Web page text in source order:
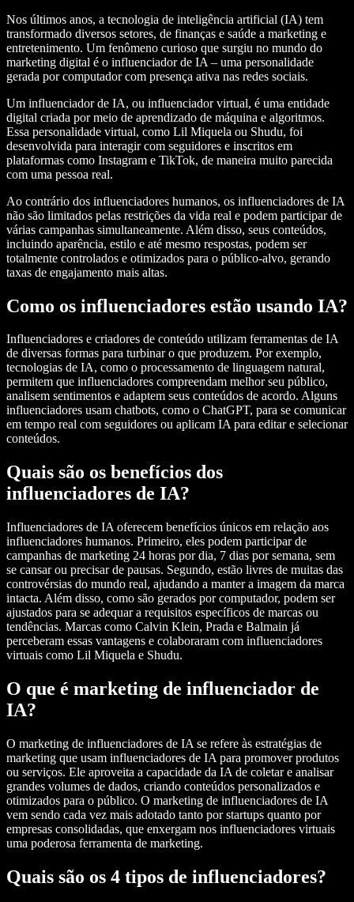
Nos últimos anos, a tecnologia de inteligência artificial (IA) tem
transformado diversos setores, de finanças e saúde a marketing e
entretenimento. Um fenômeno curioso que surgiu no mundo do
marketing digital é o influenciador de IA – uma personalidade
gerada por computador com presença ativa nas redes sociais.
Um influenciador de IA, ou influenciador virtual, é uma entidade
digital criada por meio de aprendizado de máquina e algoritmos.
Essa personalidade virtual, como Lil Miquela ou Shudu, foi
desenvolvida para interagir com seguidores e inscritos em
plataformas como Instagram e TikTok, de maneira muito parecida
com uma pessoa real.
Ao contrário dos influenciadores humanos, os influenciadores de IA
não são limitados pelas restrições da vida real e podem participar de
várias campanhas simultaneamente. Além disso, seus conteúdos,
incluindo aparência, estilo e até mesmo respostas, podem ser
totalmente controlados e otimizados para o público-alvo, gerando
taxas de engajamento mais altas.
Como os influenciadores estão usando IA?
Influenciadores e criadores de conteúdo utilizam ferramentas de IA
de diversas formas para turbinar o que produzem. Por exemplo,
tecnologias de IA, como o processamento de linguagem natural,
permitem que influenciadores compreendam melhor seu público,
analisem sentimentos e adaptem seus conteúdos de acordo. Alguns
influenciadores usam chatbots, como o ChatGPT, para se comunicar
em tempo real com seguidores ou aplicam IA para editar e selecionar
conteúdos.
Quais são os benefícios dos
influenciadores de IA?
Influenciadores de IA oferecem benefícios únicos em relação aos
influenciadores humanos. Primeiro, eles podem participar de
campanhas de marketing 24 horas por dia, 7 dias por semana, sem
se cansar ou precisar de pausas. Segundo, estão livres de muitas das
controvérsias do mundo real, ajudando a manter a imagem da marca
intacta. Além disso, como são gerados por computador, podem ser
ajustados para se adequar a requisitos específicos de marcas ou
tendências. Marcas como Calvin Klein, Prada e Balmain já
perceberam essas vantagens e colaboraram com influenciadores
virtuais como Lil Miquela e Shudu.
O que é marketing de influenciador de
IA?
O marketing de influenciadores de IA se refere às estratégias de
marketing que usam influenciadores de IA para promover produtos
ou serviços. Ele aproveita a capacidade da IA de coletar e analisar
grandes volumes de dados, criando conteúdos personalizados e
otimizados para o público. O marketing de influenciadores de IA
vem sendo cada vez mais adotado tanto por startups quanto por
empresas consolidadas, que enxergam nos influenciadores virtuais
uma poderosa ferramenta de marketing.
Quais são os 4 tipos de influenciadores?